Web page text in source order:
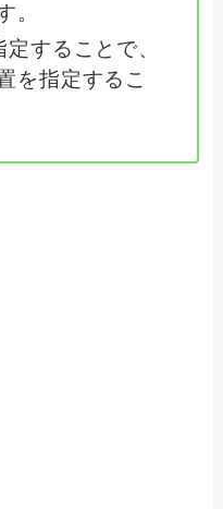
。
することで、
を指定するこ